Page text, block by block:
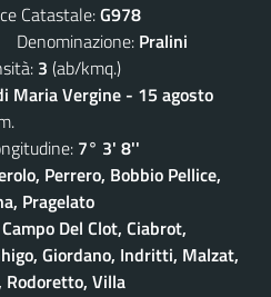
Catastale:G978
Denominazione: Pralini
3 (ab/kmq.)
Maria Vergine - 15 agosto
7° 3' 8''
Perrero, Bobbio Pellice,
Pragelato
Del Clot, Ciabrot,
Giordano, Indritti, Malzat,
Rodoretto, Villa